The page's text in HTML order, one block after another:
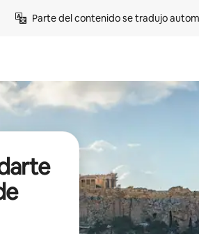
Parte del contenido se tradujo